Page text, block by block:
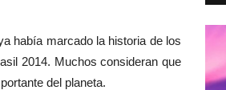
había marcado la historia de los
2014. Muchos consideran que
del planeta.